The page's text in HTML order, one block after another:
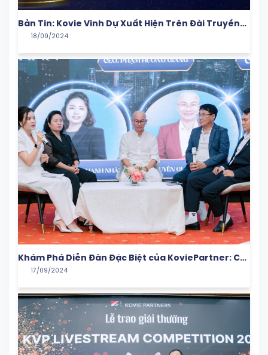
Bản Tin: Kovie Vinh Dự Xuất Hiện Trên Đài Truyền
Hình HTV
18/09/2024
Khám Phá Diễn Đàn Đặc Biệt của KoviePartner: Cơ
Hội Kết Nối và Học Hỏi
17/09/2024